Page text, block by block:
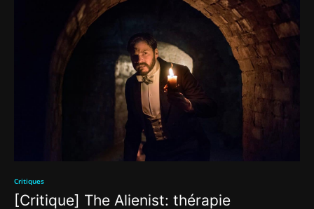
Critiques
[Critique] The Alienist: thérapie